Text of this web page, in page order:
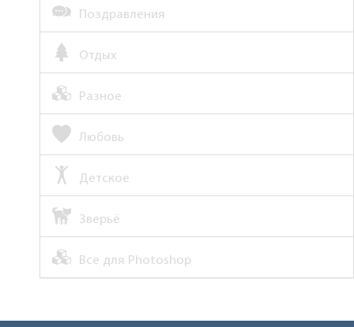
Поздравления
Отдых
Разное
Любовь
Детское
Зверьё
Все для Photoshop